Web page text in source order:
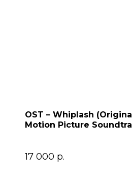
OST – Whiplash (Original
Motion Picture
17 000 р.